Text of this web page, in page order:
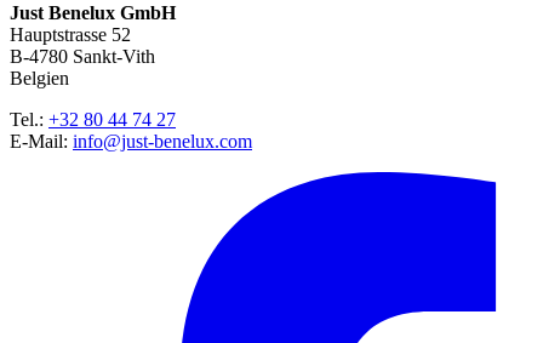
Just Benelux GmbH
Hauptstrasse 52
B-4780 Sankt-Vith
Belgien
Tel.: +32 80 44 74 27
E-Mail: info@just-benelux.com